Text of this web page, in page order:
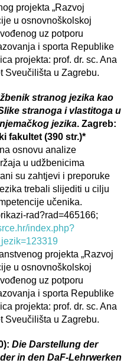
projekta „Razvoj
u osnovnoškolskoj
uz potporu
i sporta Republike
projekta: prof. dr. sc. Ana
Sveučilišta u Zagrebu.
stranog jezika kao
stranoga i vlastitoga u
jezika. Zagreb:
fakultet (390 str.)*
osnovu analize
u udžbenicima
su zahtjevi i preporuke
trebali slijediti u cilju
učenika.
rad?rad=465166;
index.php?
projekta „Razvoj
u osnovnoškolskoj
uz potporu
i sporta Republike
projekta: prof. dr. sc. Ana
Sveučilišta u Zagrebu.
Die Darstellung der
in den DaF-Lehrwerken